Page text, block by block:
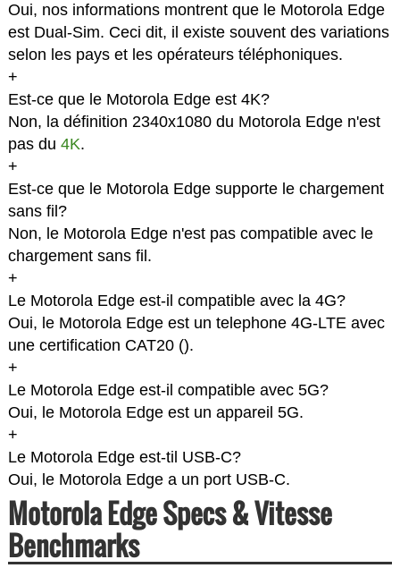
Oui, nos informations montrent que le Motorola Edge
est Dual-Sim. Ceci dit, il existe souvent des variations
selon les pays et les opérateurs téléphoniques.
+
Est-ce que le Motorola Edge est 4K?
Non, la définition 2340x1080 du Motorola Edge n'est
pas du 4K.
+
Est-ce que le Motorola Edge supporte le chargement
sans fil?
Non, le Motorola Edge n'est pas compatible avec le
chargement sans fil.
+
Le Motorola Edge est-il compatible avec la 4G?
Oui, le Motorola Edge est un telephone 4G-LTE avec
une certification CAT20 ().
+
Le Motorola Edge est-il compatible avec 5G?
Oui, le Motorola Edge est un appareil 5G.
+
Le Motorola Edge est-til USB-C?
Oui, le Motorola Edge a un port USB-C.
Motorola Edge Specs & Vitesse
Benchmarks